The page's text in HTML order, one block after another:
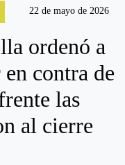
22 de mayo de 2026
ordenó a
contra de
las
al cierre